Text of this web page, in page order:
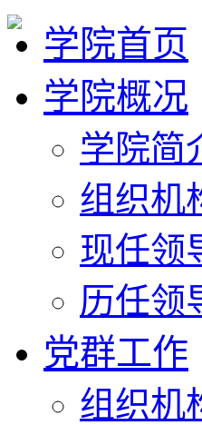
学院首页
学院概况
学院简
组织机
现任领
历任领
党群工作
组织机